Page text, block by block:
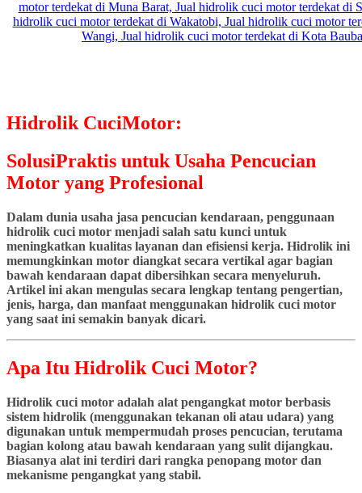
Hidrolik CuciMotor:
SolusiPraktis untuk Usaha Pencucian
Motor yang Profesional
Dalam dunia usaha jasa pencucian kendaraan, penggunaan
hidrolik cuci motor menjadi salah satu kunci untuk
meningkatkan kualitas layanan dan efisiensi kerja. Hidrolik ini
memungkinkan motor diangkat secara vertikal agar bagian
bawah kendaraan dapat dibersihkan secara menyeluruh.
Artikel ini akan mengulas secara lengkap tentang pengertian,
jenis, harga, dan manfaat menggunakan hidrolik cuci motor
yang saat ini semakin banyak dicari.
Apa Itu Hidrolik Cuci Motor?
Hidrolik cuci motor adalah alat pengangkat motor berbasis
sistem hidrolik (menggunakan tekanan oli atau udara) yang
digunakan untuk mempermudah proses pencucian, terutama
bagian kolong atau bawah kendaraan yang sulit dijangkau.
Biasanya alat ini terdiri dari rangka penopang motor dan
mekanisme pengangkat yang stabil.